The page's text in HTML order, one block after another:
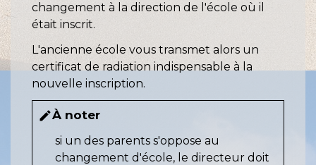
changement à la direction de l'école où il
était inscrit.
L'ancienne école vous transmet alors un
certificat de radiation indispensable à la
nouvelle inscription.
editÀ noter
si un des parents s'oppose au
changement d'école, le directeur doit